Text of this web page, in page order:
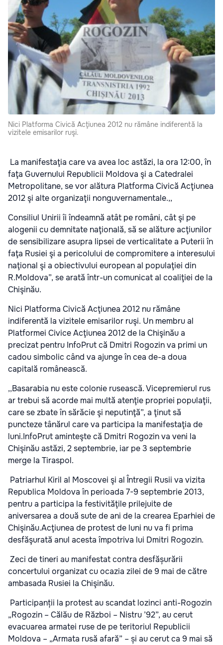
Nici Platforma Civică Acţiunea 2012 nu rămâne indiferentă la
vizitele emisarilor ruşi.
La manifestaţia care va avea loc astăzi, la ora 12:00, în
faţa Guvernului Republicii Moldova şi a Catedralei
Metropolitane, se vor alătura Platforma Civică Acţiunea
2012 şi alte organizaţii nonguvernamentale.,,
Consiliul Unirii îi îndeamnă atât pe români, cât şi pe
alogenii cu demnitate naţională, să se alăture acţiunilor
de sensibilizare asupra lipsei de verticalitate a Puterii în
faţa Rusiei şi a pericolului de compromitere a interesului
naţional şi a obiectivului european al populaţiei din
R.Moldova”, se arată într-un comunicat al coaliţiei de la
Chişinău.
Nici Platforma Civică Acţiunea 2012 nu rămâne
indiferentă la vizitele emisarilor ruşi. Un membru al
Platformei Civice Acţiunea 2012 de la Chişinău a
precizat pentru InfoPrut că Dmitri Rogozin va primi un
cadou simbolic când va ajunge în cea de-a doua
capitală românească.
,,Basarabia nu este colonie rusească. Vicepremierul rus
ar trebui să acorde mai multă atenţie propriei populaţii,
care se zbate în sărăcie şi neputinţă”, a ţinut să
puncteze tânărul care va participa la manifestaţia de
luni.InfoPrut aminteşte că Dmitri Rogozin va veni la
Chişinău astăzi, 2 septembrie, iar pe 3 septembrie
merge la Tiraspol.
Patriarhul Kiril al Moscovei şi al Întregii Rusii va vizita
Republica Moldova în perioada 7-9 septembrie 2013,
pentru a participa la festivităţile prilejuite de
aniversarea a două sute de ani de la crearea Eparhiei de
Chişinău.Acţiunea de protest de luni nu va fi prima
desfăşurată anul acesta împotriva lui Dmitri Rogozin.
Zeci de tineri au manifestat contra desfășurării
concertului organizat cu ocazia zilei de 9 mai de către
ambasada Rusiei la Chişinău.
Participanții la protest au scandat lozinci anti-Rogozin
„Rogozin – Călău de Război – Nistru ’92”, au cerut
evacuarea armatei ruse de pe teritoriul Republicii
Moldova – „Armata rusă afară” – și au cerut ca 9 mai să